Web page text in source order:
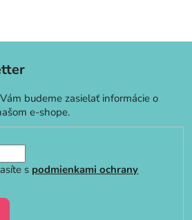
budeme zasielať informácie o
e-shope.
s podmienkami ochrany